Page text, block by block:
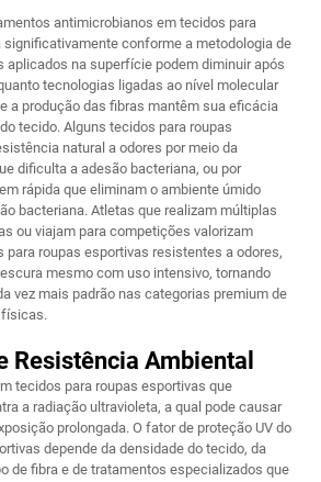
antimicrobianos em tecidos para
significativamente conforme a metodologia de
aplicados na superfície podem diminuir após
tecnologias ligadas ao nível molecular
a produção das fibras mantêm sua eficácia
tecido. Alguns tecidos para roupas
natural a odores por meio da
dificulta a adesão bacteriana, ou por
rápida que eliminam o ambiente úmido
bacteriana. Atletas que realizam múltiplas
ou viajam para competições valorizam
para roupas esportivas resistentes a odores,
mesmo com uso intensivo, tornando
vez mais padrão nas categorias premium de
físicas.
Resistência Ambiental
tecidos para roupas esportivas que
a radiação ultravioleta, a qual pode causar
prolongada. O fator de proteção UV do
depende da densidade do tecido, da
de fibra e de tratamentos especializados que